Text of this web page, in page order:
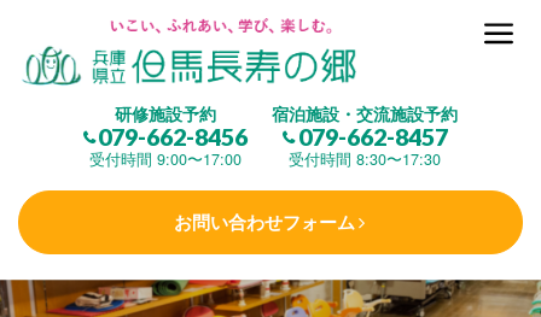
研修施設予約
079-662-8456
受付時間 9:00〜17:00
宿泊施設・交流施設予約
079-662-8457
受付時間 8:30〜17:30
お問い合わせフォーム
但馬長寿の郷とは
(研修施設)
楽しむ